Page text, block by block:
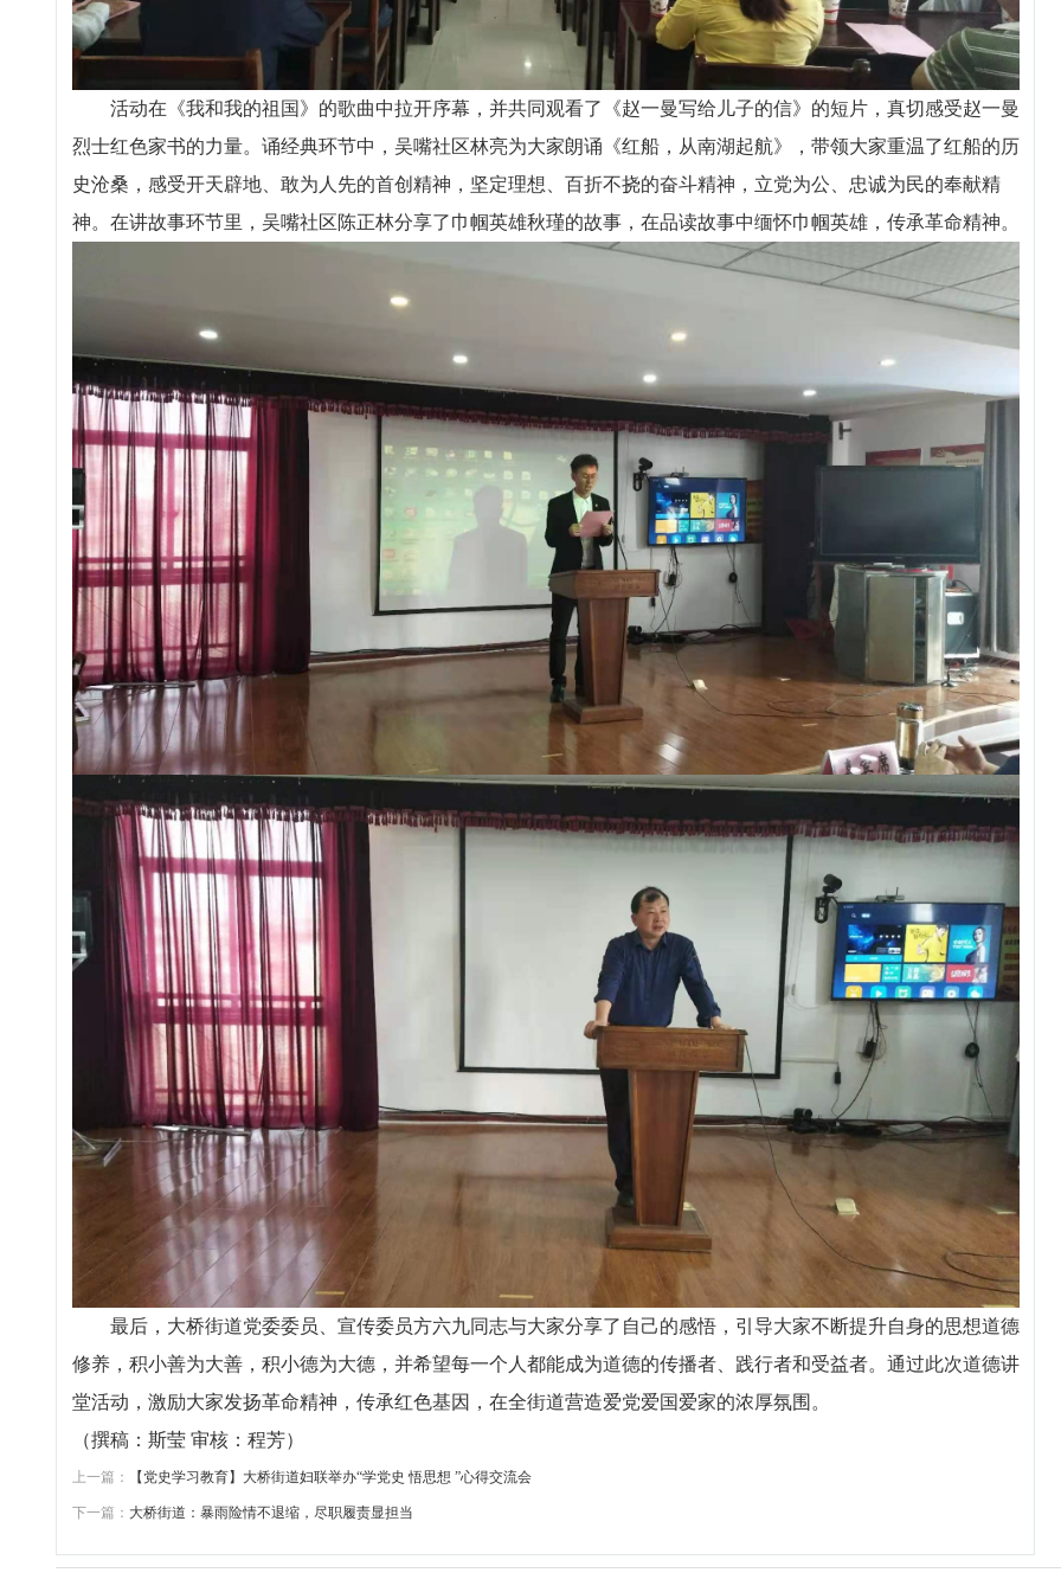
活动在《我和我的祖国》的歌曲中拉开序幕，并共同观看了《赵一曼写给儿子的信》的短片，真切感受赵一曼
烈士红色家书的力量。诵经典环节中，吴嘴社区林亮为大家朗诵《红船，从南湖起航》，带领大家重温了红船的历
史沧桑，感受开天辟地、敢为人先的首创精神，坚定理想、百折不挠的奋斗精神，立党为公、忠诚为民的奉献精
神。在讲故事环节里，吴嘴社区陈正林分享了巾帼英雄秋瑾的故事，在品读故事中缅怀巾帼英雄，传承革命精神。
最后，大桥街道党委委员、宣传委员方六九同志与大家分享了自己的感悟，引导大家不断提升自身的思想道德
修养，积小善为大善，积小德为大德，并希望每一个人都能成为道德的传播者、践行者和受益者。通过此次道德讲
堂活动，激励大家发扬革命精神，传承红色基因，在全街道营造爱党爱国爱家的浓厚氛围。
（撰稿：斯莹 审核：程芳）
上一篇： 【党史学习教育】大桥街道妇联举办“学党史 悟思想 ”心得交流会
下一篇： 大桥街道：暴雨险情不退缩，尽职履责显担当